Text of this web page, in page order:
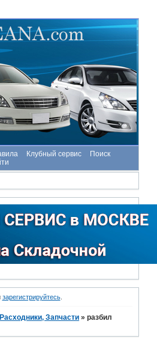
Клубный сервис
Поиск
зарегистрируйтесь.
Расходники, Запчасти »разбил